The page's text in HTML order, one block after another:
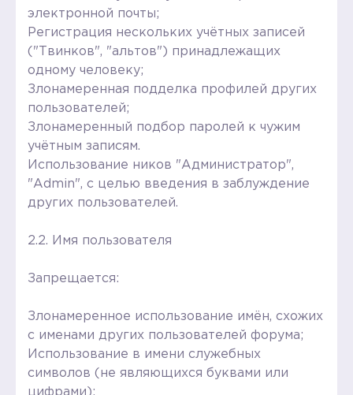
электронной почты;
Регистрация нескольких учётных записей
("Твинков", "альтов") принадлежащих
одному человеку;
Злонамеренная подделка профилей других
пользователей;
Злонамеренный подбор паролей к чужим
учётным записям.
Использование ников "Администратор",
"Admin", с целью введения в заблуждение
других пользователей.
2.2. Имя пользователя
Запрещается:
Злонамеренное использование имён, схожих
с именами других пользователей форума;
Использование в имени служебных
символов (не являющихся буквами или
цифрами);